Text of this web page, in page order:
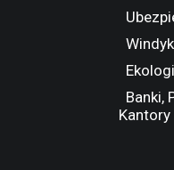
Banki,
Kantory